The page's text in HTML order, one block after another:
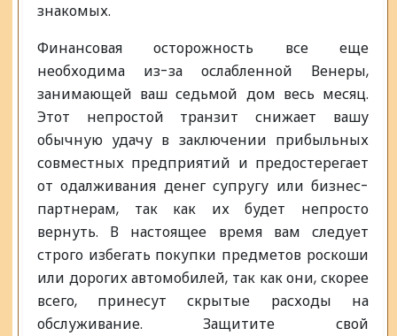
знакомых.
Финансовая осторожность все еще
необходима из-за ослабленной Венеры,
занимающей ваш седьмой дом весь месяц.
Этот непростой транзит снижает вашу
обычную удачу в заключении прибыльных
совместных предприятий и предостерегает
от одалживания денег супругу или бизнес-
партнерам, так как их будет непросто
вернуть. В настоящее время вам следует
строго избегать покупки предметов роскоши
или дорогих автомобилей, так как они, скорее
всего, принесут скрытые расходы на
обслуживание. Защитите свой